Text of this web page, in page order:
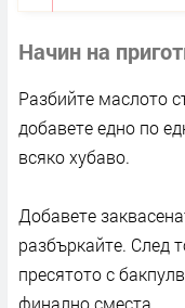
Начин на
Разбийте маслото
добавете едно по
всяко хубаво.
Добавете
разбъркайте. След
пресятото с
финално сместа.